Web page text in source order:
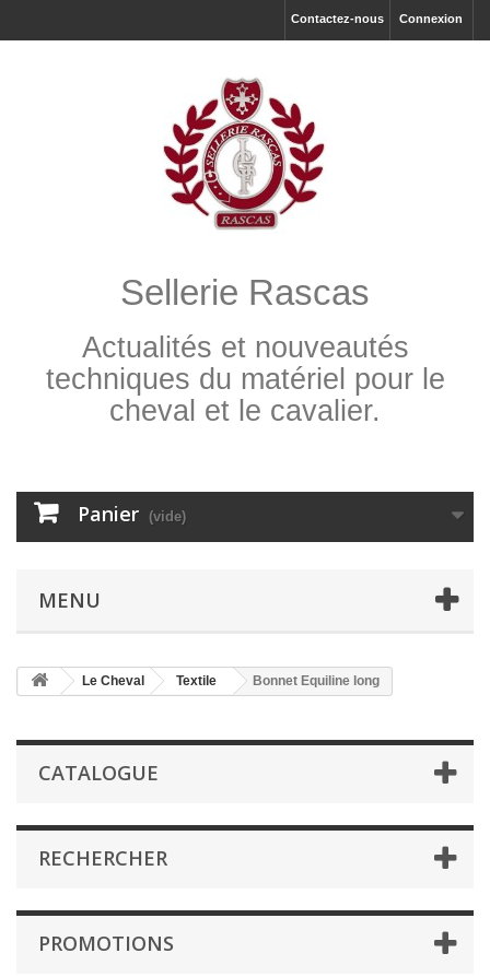
Connexion
Contactez-nous
Sellerie Rascas
Actualités et nouveautés
techniques du matériel pour le
cheval et le cavalier.
Panier (vide)
MENU
Le Cheval Textile Bonnet Equiline long
CATALOGUE
RECHERCHER
PROMOTIONS